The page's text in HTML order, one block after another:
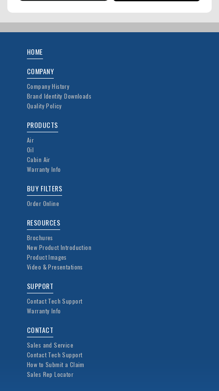
HOME
COMPANY
Company History
Brand Identity Downloads
Quality Policy
PRODUCTS
Air
Oil
Cabin Air
Warranty Info
BUY FILTERS
Order Online
RESOURCES
Brochures
New Product Introduction
Product Images
Video & Presentations
SUPPORT
Contact Tech Support
Warranty Info
CONTACT
Sales and Service
Contact Tech Support
How to Submit a Claim
Sales Rep Locator